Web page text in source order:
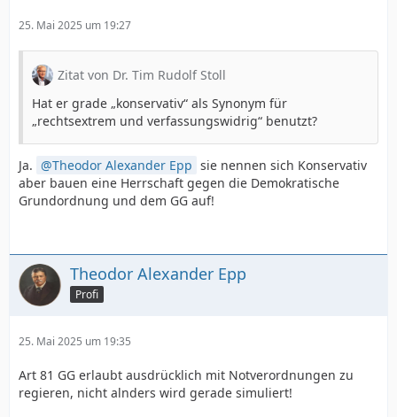
25. Mai 2025 um 19:27
Zitat von Dr. Tim Rudolf Stoll
Hat er grade „konservativ“ als Synonym für
„rechtsextrem und verfassungswidrig“ benutzt?
Ja. Theodor Alexander Epp sie nennen sich Konservativ
aber bauen eine Herrschaft gegen die Demokratische
Grundordnung und dem GG auf!
Theodor Alexander Epp
Profi
25. Mai 2025 um 19:35
Art 81 GG erlaubt ausdrücklich mit Notverordnungen zu
regieren, nicht alnders wird gerade simuliert!